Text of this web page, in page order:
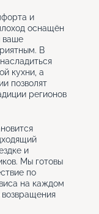
и
оснащён
ваше
В
кухни, а
позволят
регионов
и
Мы готовы
по
на каждом